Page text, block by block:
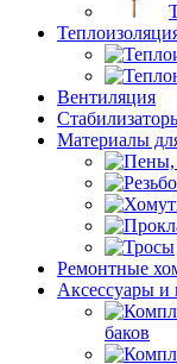
Вентиляция
Материалы
Ремонтные
Аксессуары
баков